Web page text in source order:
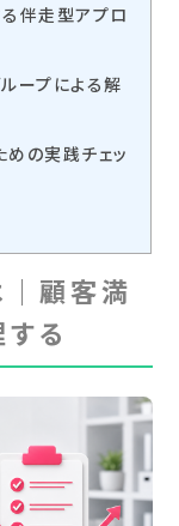
伴走型アプロ
ープによる解
の実践チェッ
顧客満
る